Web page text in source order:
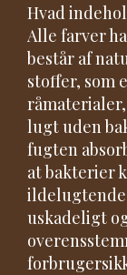
Hvad
Alle farver
består af
stoffer, som
lugt uden
fugten
at bakterier
uskadeligt